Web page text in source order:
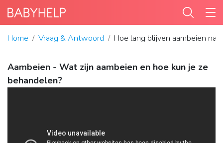
Home Vraag & Antwoord Hoe lang blijven aambeien na
Aambeien - Wat zijn aambeien en hoe kun je ze
behandelen?